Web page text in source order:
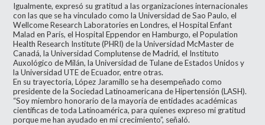
Igualmente, expresó su gratitud a las organizaciones internacionales
con las que se ha vinculado como la Universidad de Sao Paulo, el
Wellcome Research Laboratories en Londres, el Hospital Enfant
Malad en París, el Hospital Eppendor en Hamburgo, el Population
Health Research Institute (PHRI) de la Universidad McMaster de
Canadá, la Universidad Complutense de Madrid, el Instituto
Auxológico de Milán, la Universidad de Tulane de Estados Unidos y
la Universidad UTE de Ecuador, entre otras.
En su trayectoria, López Jaramillo se ha desempeñado como
presidente de la Sociedad Latinoamericana de Hipertensión (LASH).
“Soy miembro honorario de la mayoría de entidades académicas
científicas de toda Latinoamérica, para quienes expreso mi gratitud
porque me han ayudado en mi crecimiento”, señaló.